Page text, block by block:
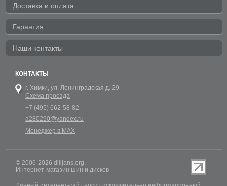
Доставка и оплата
Гарантия
Наши контакты
КОНТАКТЫ
г. Химки, ул. Ленинградская д. 29
Схема проезда
+7 (495) 662-58-82
a280290@yandex.ru
Менеджер в MAX
© 2006-2026 dilijans.org.
Интернет-магазин шин и дисков